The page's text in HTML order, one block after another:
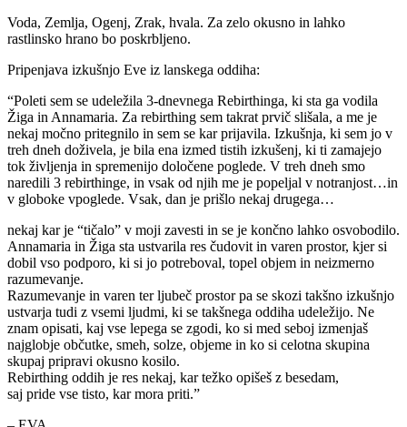
Voda, Zemlja, Ogenj, Zrak, hvala. Za zelo okusno in lahko
rastlinsko hrano bo poskrbljeno.
Pripenjava izkušnjo Eve iz lanskega oddiha:
“Poleti sem se udeležila 3-dnevnega Rebirthinga, ki sta ga vodila
Žiga in Annamaria. Za rebirthing sem takrat prvič slišala, a me je
nekaj močno pritegnilo in sem se kar prijavila. Izkušnja, ki sem jo v
treh dneh doživela, je bila ena izmed tistih izkušenj, ki ti zamajejo
tok življenja in spremenijo določene poglede. V treh dneh smo
naredili 3 rebirthinge, in vsak od njih me je popeljal v notranjost…in
v globoke vpoglede. Vsak, dan je prišlo nekaj drugega…
nekaj kar je “tičalo” v moji zavesti in se je končno lahko osvobodilo.
Annamaria in Žiga sta ustvarila res čudovit in varen prostor, kjer si
dobil vso podporo, ki si jo potreboval, topel objem in neizmerno
razumevanje.
Razumevanje in varen ter ljubeč prostor pa se skozi takšno izkušnjo
ustvarja tudi z vsemi ljudmi, ki se takšnega oddiha udeležijo. Ne
znam opisati, kaj vse lepega se zgodi, ko si med seboj izmenjaš
najglobje občutke, smeh, solze, objeme in ko si celotna skupina
skupaj pripravi okusno kosilo.
Rebirthing oddih je res nekaj, kar težko opišeš z besedam,
saj pride vse tisto, kar mora priti.”